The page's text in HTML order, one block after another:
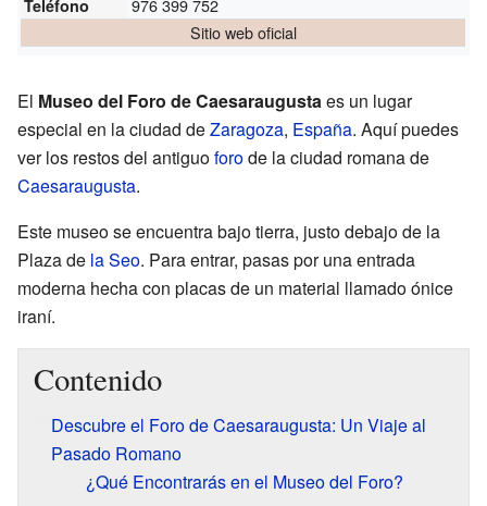
Teléfono
Sitio web oficial
El Museo del Foro de Caesaraugustaes un lugar
especial en la ciudad deZaragoza, España. Aquí puedes
ver los restos del antiguoforode la ciudad romana de
Caesaraugusta.
Este museo se encuentra bajo tierra, justo debajo de la
Plaza de la Seo. Para entrar, pasas por una entrada
moderna hecha con placas de un material llamado ónice
iraní.
Contenido
Descubre el Foro de Caesaraugusta: Un Viaje al
Pasado Romano
¿Qué Encontrarás en el Museo del Foro?